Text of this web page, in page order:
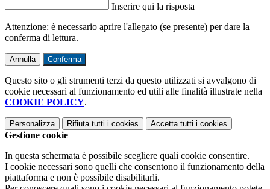
Inserire qui la risposta
Attenzione: è necessario aprire l'allegato (se presente) per dare la
conferma di lettura.
Annulla Conferma
Questo sito o gli strumenti terzi da questo utilizzati si avvalgono di
cookie necessari al funzionamento ed utili alle finalità illustrate nella
COOKIE POLICY.
Personalizza Rifiuta tutti i cookies Accetta tutti i cookies
Gestione cookie
In questa schermata è possibile scegliere quali cookie consentire.
I cookie necessari sono quelli che consentono il funzionamento della
piattaforma e non è possibile disabilitarli.